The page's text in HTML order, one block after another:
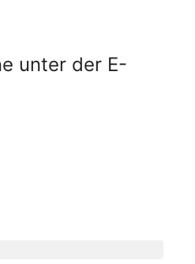
unter der E-